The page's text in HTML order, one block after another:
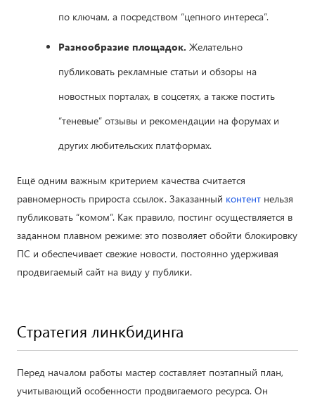
по ключам, а посредством “цепного интереса”.
Разнообразие площадок. Желательно
публиковать рекламные статьи и обзоры на
новостных порталах, в соцсетях, а также постить
“теневые” отзывы и рекомендации на форумах и
других любительских платформах.
Ещё одним важным критерием качества считается
равномерность прироста ссылок. Заказанный контент нельзя
публиковать “комом”. Как правило, постинг осуществляется в
заданном плавном режиме: это позволяет обойти блокировку
ПС и обеспечивает свежие новости, постоянно удерживая
продвигаемый сайт на виду у публики.
Стратегия линкбидинга
Перед началом работы мастер составляет поэтапный план,
учитывающий особенности продвигаемого ресурса. Он